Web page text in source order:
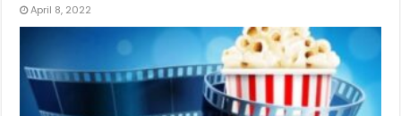
April 8, 2022